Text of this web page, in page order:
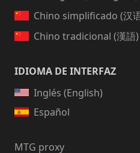
Chino simplificado (汉
Chino tradicional (漢語)
IDIOMA DE INTERFAZ
Inglés (English)
Español
MTG proxy